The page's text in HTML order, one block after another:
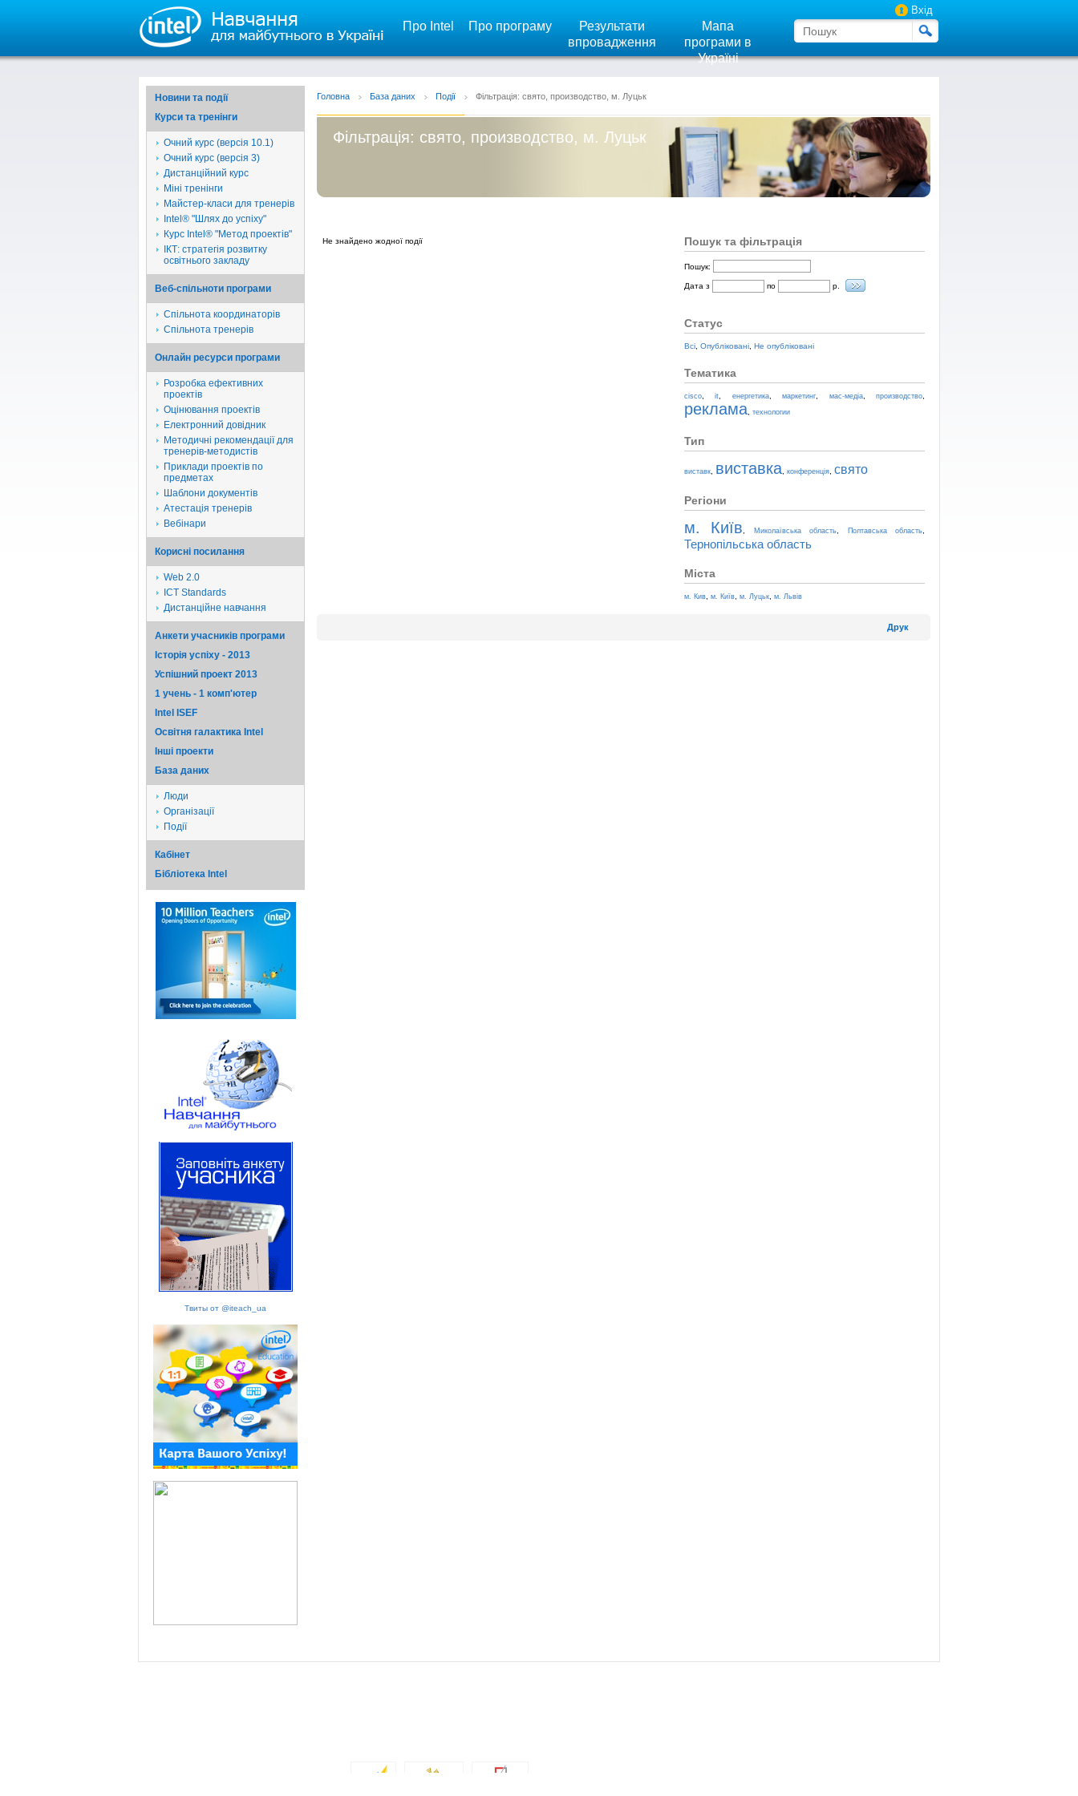
Вхід
Про Intel Про програму
Результати
впровадження
Мапа
програми в
Україні
Новини та події
Курси та тренінги
Очний курс (версія 10.1)
Очний курс (версія 3)
Дистанційний курс
Міні тренінги
Майстер-класи для тренерів
Intel® "Шлях до успіху"
Курс Intel® "Метод проектів"
ІКТ: стратегія розвитку
освітнього закладу
Веб-спільноти програми
Спільнота координаторів
Спільнота тренерів
Онлайн ресурси програми
Розробка ефективних
проектів
Оцінювання проектів
Електронний довідник
Методичні рекомендації для
тренерів-методистів
Приклади проектів по
предметах
Шаблони документів
Атестація тренерів
Вебінари
Корисні посилання
Web 2.0
ICT Standards
Дистанційне навчання
Анкети учасників програми
Історія успіху - 2013
Успішний проект 2013
1 учень - 1 комп'ютер
Intel ISEF
Освітня галактика Intel
Iншi проекти
База даних
Люди
Організації
Події
Кабінет
Бібліотека Intel
Твиты от @iteach_ua
Головна База даних Події Фільтрація: свято, производство, м. Луцьк
Фільтрація: свято, производство, м. Луцьк
Не знайдено жодної події Пошук та фільтрація
Пошук:
Дата з по р.
Статус
Всі Опубліковані Не опубліковані
Тематика
cisco ,it енергетика,маркетинг мас-медіа,производство
реклама технологии
Тип
виставк виставка конференція свято
Регіони
м. Київ Миколаївська область Полтавська область
Тернопільська область
Міста
м. Кив м. Київ м. Луцьк м. Львів
Друк